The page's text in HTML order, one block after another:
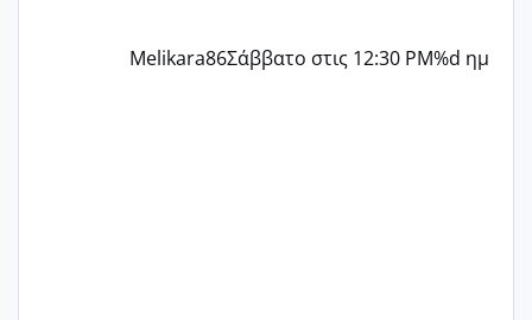
Melikara86Σάββατο στις 12:30 PM%d ημ